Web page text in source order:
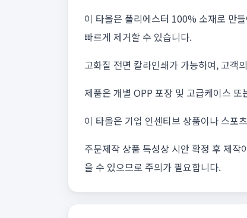
이 타올은 폴리에스터 100% 소재로 만
빠르게 제거할 수 있습니다.
고화질 전면 칼라인쇄가 가능하여, 고객
제품은 개별 OPP 포장 및 고급케이스
이 타올은 기업 인센티브 상품이나 스포
주문제작 상품 특성상 시안 확정 후 제작
을 수 있으므로 주의가 필요합니다.